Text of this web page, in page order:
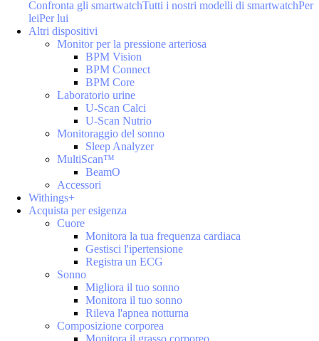
Confronta gli smartwatchTutti i nostri modelli di smartwatchPer
leiPer lui
Altri dispositivi
Monitor per la pressione arteriosa
BPM Vision
BPM Connect
BPM Core
Laboratorio urine
U-Scan Calci
U-Scan Nutrio
Monitoraggio del sonno
Sleep Analyzer
MultiScan™
BeamO
Accessori
Withings+
Acquista per esigenza
Cuore
Monitora la tua frequenza cardiaca
Gestisci l'ipertensione
Registra un ECG
Sonno
Migliora il tuo sonno
Monitora il tuo sonno
Rileva l'apnea notturna
Composizione corporea
Monitora il grasso corporeo